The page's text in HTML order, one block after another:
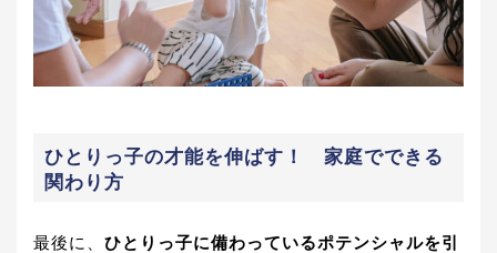
ひとりっ子の才能を伸ばす！ 家庭でできる
関わり方
最後に、 ひとりっ子に備わっているポテンシャルを引